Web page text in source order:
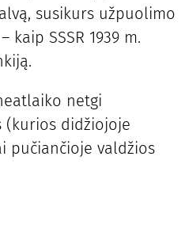
susikurs užpuolimo
SSSR 1939 m.
netgi
(kurios didžiojoje
pučiančioje valdžios